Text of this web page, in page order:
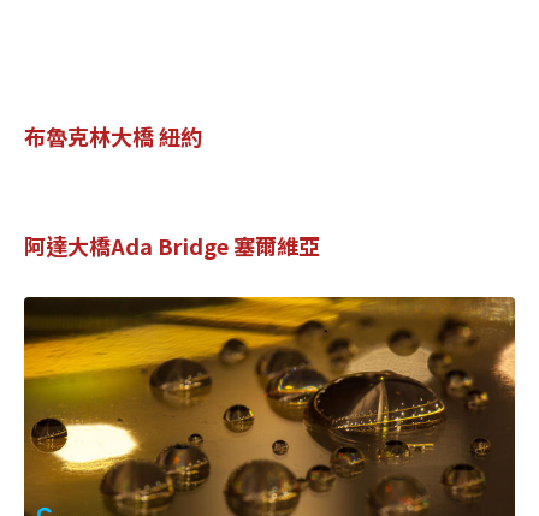
布魯克林大橋 紐約
阿達大橋Ada Bridge 塞爾維亞